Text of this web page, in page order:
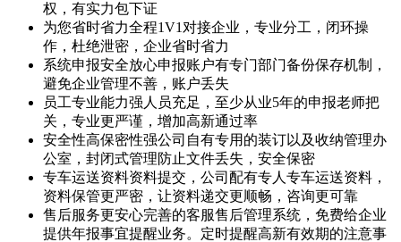
权，有实力包下证
为您省时省力全程1V1对接企业，专业分工，闭环操
作，杜绝泄密，企业省时省力
系统申报安全放心申报账户有专门部门备份保存机制，
避免企业管理不善，账户丢失
员工专业能力强 人员充足，至少从业5年的申报老师把
关，专业更严谨，增加高新通过率
安全性高保密性强公司自有专用的装订以及收纳管理办
公室，封闭式管理防止文件丢失，安全保密
专车运送资料资料提交，公司配有专人专车运送资料，
资料保管更严密，让资料递交更顺畅，咨询更可靠
售后服务更安心完善的客服售后管理系统，免费给企业
提供年报事宜提醒业务。定时提醒高新有效期的注意事